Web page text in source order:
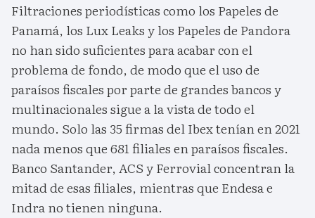
Filtraciones periodísticas como los Papeles de
Panamá, los Lux Leaks y los Papeles de Pandora
no han sido suficientes para acabar con el
problema de fondo, de modo que el uso de
paraísos fiscales por parte de grandes bancos y
multinacionales sigue a la vista de todo el
mundo. Solo las 35 firmas del Ibex tenían en 2021
nada menos que 681 filiales en paraísos fiscales.
Banco Santander, ACS y Ferrovial concentran la
mitad de esas filiales, mientras que Endesa e
Indra no tienen ninguna.